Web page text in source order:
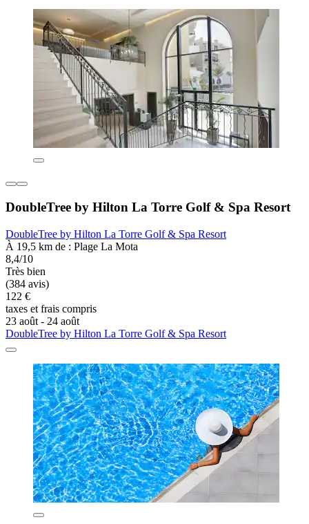
DoubleTree by Hilton La Torre Golf & Spa Resort
DoubleTree by Hilton La Torre Golf & Spa Resort
À 19,5 km de : Plage La Mota
8,4/10
Très bien
(384 avis)
122 €
taxes et frais compris
23 août - 24 août
DoubleTree by Hilton La Torre Golf & Spa Resort